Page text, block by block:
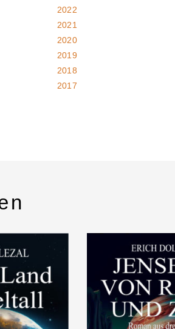
2022
2021
2020
2019
2018
2017